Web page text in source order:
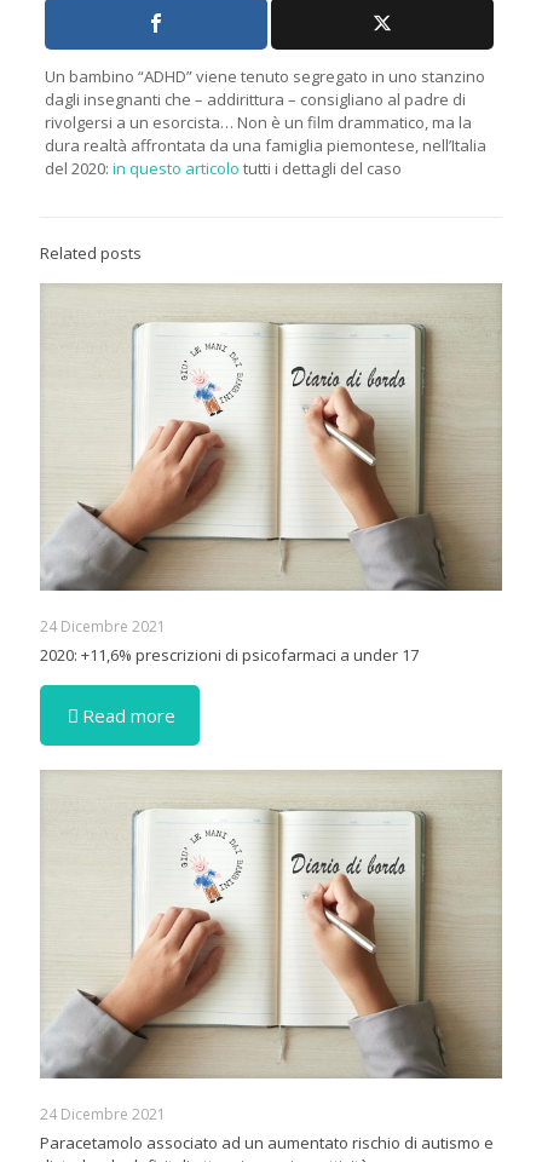
Un bambino “ADHD” viene tenuto segregato in uno stanzino
dagli insegnanti che – addirittura – consigliano al padre di
rivolgersi a un esorcista… Non è un film drammatico, ma la
dura realtà affrontata da una famiglia piemontese, nell’Italia
del 2020: in questo articolo tutti i dettagli del caso
Related posts
24 Dicembre 2021
2020: +11,6% prescrizioni di psicofarmaci a under 17
Read more
24 Dicembre 2021
Paracetamolo associato ad un aumentato rischio di autismo e